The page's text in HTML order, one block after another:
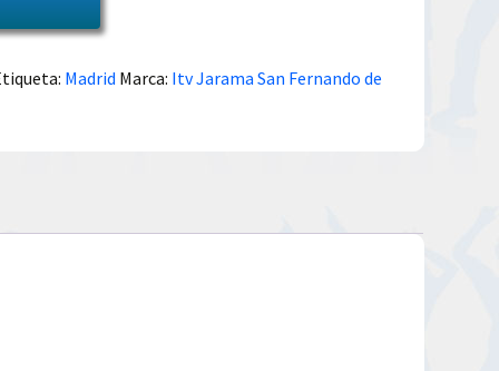
Madrid Marca: Itv Jarama San Fernando de